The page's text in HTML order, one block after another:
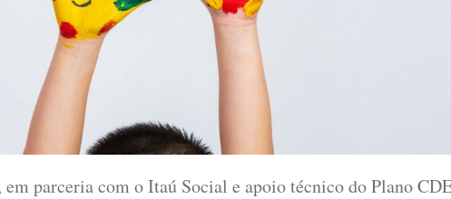
parceria com o Itaú Social e apoio técnico do Plano